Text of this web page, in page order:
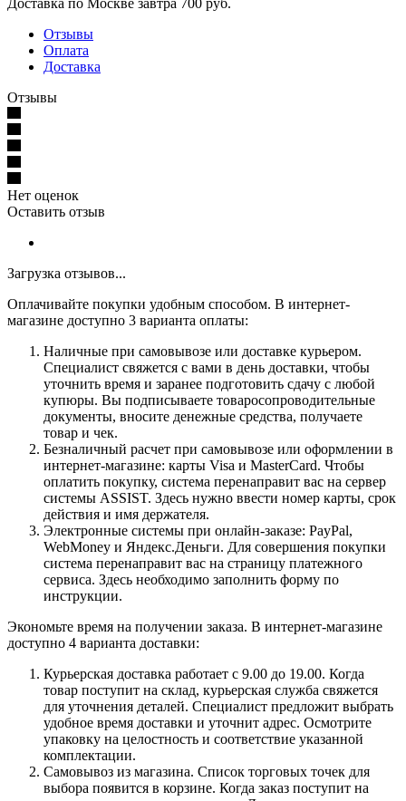
Отзывы
Оплата
Доставка
Отзывы
Нет оценок
Оставить отзыв
Загрузка отзывов...
Оплачивайте покупки удобным способом. В интернет-
магазине доступно 3 варианта оплаты:
Наличные при самовывозе или доставке курьером.
Специалист свяжется с вами в день доставки, чтобы
уточнить время и заранее подготовить сдачу с любой
купюры. Вы подписываете товаросопроводительные
документы, вносите денежные средства, получаете
товар и чек.
Безналичный расчет при самовывозе или оформлении в
интернет-магазине: карты Visa и MasterCard. Чтобы
оплатить покупку, система перенаправит вас на сервер
системы ASSIST. Здесь нужно ввести номер карты, срок
действия и имя держателя.
Электронные системы при онлайн-заказе: PayPal,
WebMoney и Яндекс.Деньги. Для совершения покупки
система перенаправит вас на страницу платежного
сервиса. Здесь необходимо заполнить форму по
инструкции.
Экономьте время на получении заказа. В интернет-магазине
доступно 4 варианта доставки:
Курьерская доставка работает с 9.00 до 19.00. Когда
товар поступит на склад, курьерская служба свяжется
для уточнения деталей. Специалист предложит выбрать
удобное время доставки и уточнит адрес. Осмотрите
упаковку на целостность и соответствие указанной
комплектации.
Самовывоз из магазина. Список торговых точек для
выбора появится в корзине. Когда заказ поступит на